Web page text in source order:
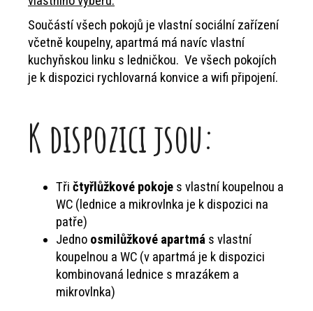
Součástí všech pokojů je vlastní sociální zařízení
včetně koupelny, apartmá má navíc vlastní
kuchyňskou linku s ledničkou. Ve všech pokojích
je k dispozici rychlovarná konvice a wifi připojení.
K dispozici jsou:
Tři čtyřlůžkové pokoje s vlastní koupelnou a
WC (lednice a mikrovlnka je k dispozici na
patře)
Jedno osmilůžkové apartmá s vlastní
koupelnou a WC (v apartmá je k dispozici
kombinovaná lednice s mrazákem a
mikrovlnka)